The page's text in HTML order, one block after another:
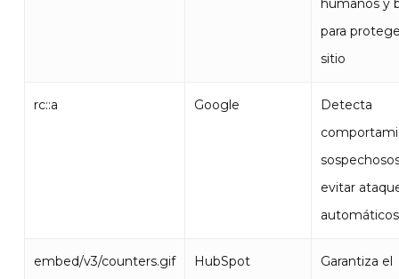
para
sitio
rc::a Google
Detecta
evitar
automáticos
embed/v3/counters.gif HubSpot
Garantiza el